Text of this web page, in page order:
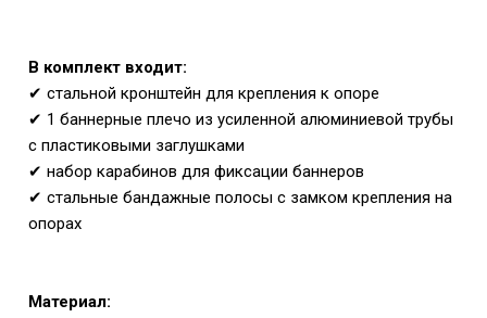
В комплект входит:
✔ стальной кронштейн для крепления к опоре
✔ 1 баннерные плечо из усиленной алюминиевой трубы
с пластиковыми заглушками
✔ набор карабинов для фиксации баннеров
✔ стальные бандажные полосы с замком крепления на
опорах
Материал: